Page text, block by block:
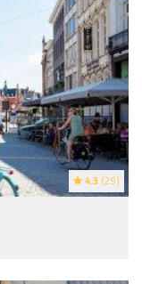
4.3 (29)